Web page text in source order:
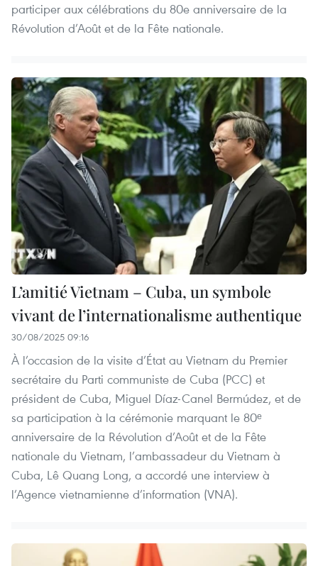
participer aux célébrations du 80e anniversaire de la
Révolution d’Août et de la Fête nationale.
L’amitié Vietnam – Cuba, un symbole
vivant de l’internationalisme authentique
30/08/2025 09:16
À l’occasion de la visite d’État au Vietnam du Premier
secrétaire du Parti communiste de Cuba (PCC) et
président de Cuba, Miguel Díaz-Canel Bermúdez, et de
sa participation à la cérémonie marquant le 80ᵉ
anniversaire de la Révolution d’Août et de la Fête
nationale du Vietnam, l’ambassadeur du Vietnam à
Cuba, Lê Quang Long, a accordé une interview à
l’Agence vietnamienne d’information (VNA).